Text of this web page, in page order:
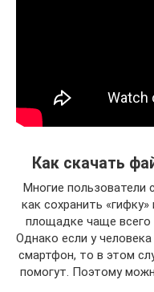
Как скачать
Многие пользователи
как сохранить
площадке чаще всего
Однако если у
смартфон, то в этом
помогут. Поэтому